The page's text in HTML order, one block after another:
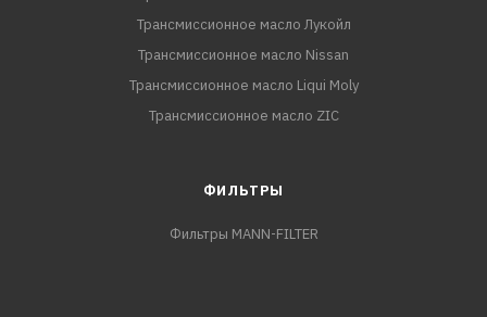
Трансмиссионное масло Лукойл
Трансмиссионное масло Nissan
Трансмиссионное масло Liqui Moly
Трансмиссионное масло ZIC
ФИЛЬТРЫ
Фильтры MANN-FILTER